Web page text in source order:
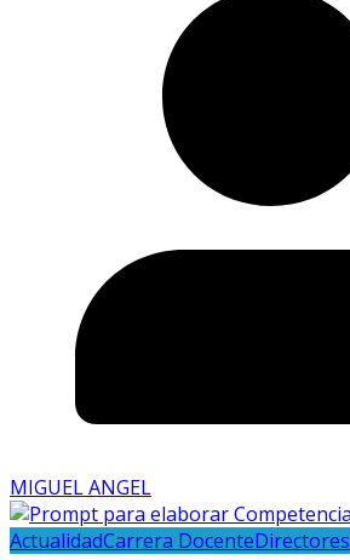
MIGUEL ANGEL
ActualidadCarrera DocenteDirectores